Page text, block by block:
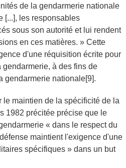
de la gendarmerie nationale
[...], les responsables
sous son autorité et lui rendent
en ces matières. » Cette
d'une réquisition écrite pour
gendarmerie, à des fins de
gendarmerie nationale[9].
maintien de la spécificité de la
1982 précitée précise que le
« dans le respect du
maintient l'exigence d'une
spécifiques » dans un but